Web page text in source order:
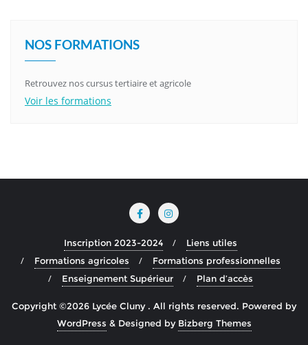
NOS FORMATIONS
Retrouvez nos cursus tertiaire et agricole
Voir les formations
Inscription 2023-2024
Liens utiles
Formations agricoles
Formations professionnelles
Enseignement Supérieur
Plan d’accès
Copyright ©2026 Lycée Cluny . All rights reserved. Powered by
WordPress & Designed by Bizberg Themes